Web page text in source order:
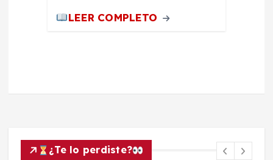
LEER COMPLETO
¿Te lo perdiste?